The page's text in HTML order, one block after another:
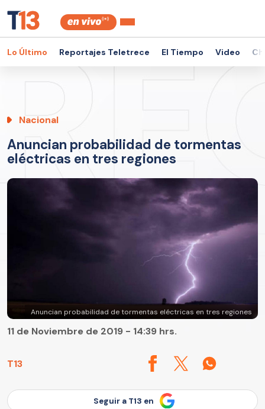
Lo Último Reportajes Teletrece El Tiempo Video
Nacional
Anuncian probabilidad de tormentas
eléctricas en tres regiones
Anuncian probabilidad de tormentas eléctricas en tres regiones
T13
11 de Noviembre de 2019 - 14:39 hrs.
Seguir a T13 en